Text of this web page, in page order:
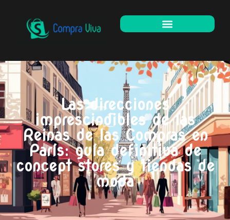
Las direcciones
imprescindibles de las
Reinas de las Compras en
París: guía definitiva de
concept stores y tiendas de
moda